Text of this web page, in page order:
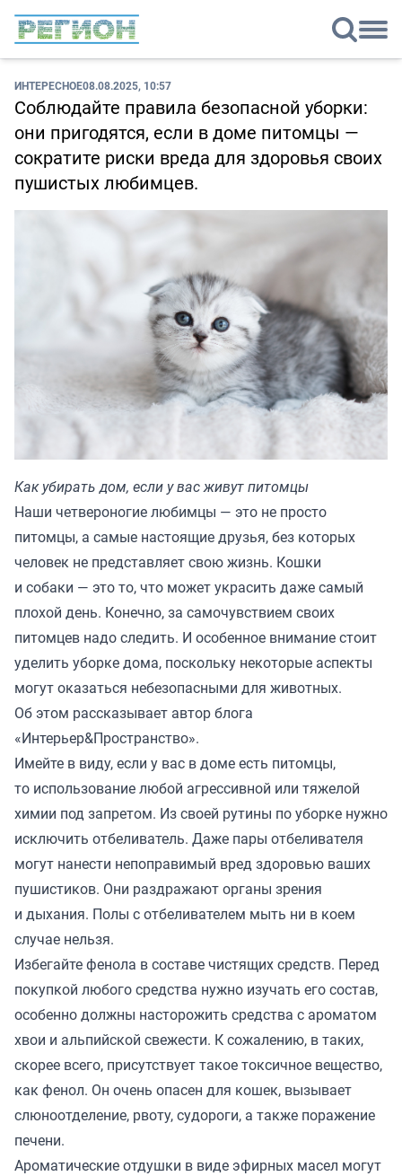
ИНТЕРЕСНОЕ08.08.2025, 10:57
Соблюдайте правила безопасной уборки:
они пригодятся, если в доме питомцы —
сократите риски вреда для здоровья своих
пушистых любимцев.
Как убирать дом, если у вас живут питомцы
Наши четвероногие любимцы — это не просто
питомцы, а самые настоящие друзья, без которых
человек не представляет свою жизнь. Кошки
и собаки — это то, что может украсить даже самый
плохой день. Конечно, за самочувствием своих
питомцев надо следить. И особенное внимание стоит
уделить уборке дома, поскольку некоторые аспекты
могут оказаться небезопасными для животных.
Об этом рассказывает автор блога
«Интерьер&Пространство».
Имейте в виду, если у вас в доме есть питомцы,
то использование любой агрессивной или тяжелой
химии под запретом. Из своей рутины по уборке нужно
исключить отбеливатель. Даже пары отбеливателя
могут нанести непоправимый вред здоровью ваших
пушистиков. Они раздражают органы зрения
и дыхания. Полы с отбеливателем мыть ни в коем
случае нельзя.
Избегайте фенола в составе чистящих средств. Перед
покупкой любого средства нужно изучать его состав,
особенно должны насторожить средства с ароматом
хвои и альпийской свежести. К сожалению, в таких,
скорее всего, присутствует такое токсичное вещество,
как фенол. Он очень опасен для кошек, вызывает
слюноотделение, рвоту, судороги, а также поражение
печени.
Ароматические отдушки в виде эфирных масел могут